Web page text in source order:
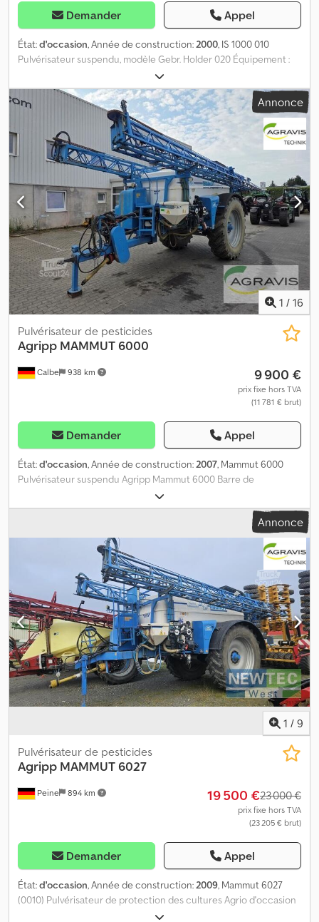
Demander Appel
État:d'occasion, Année de construction:2000, IS 1000 010
Pulvérisateur suspendu, modèle Gebr. Holder 020 Équipement :
030 Barre de pulvérisation de 15 m 040 5 sections de pulvérisation
050 Dispositif d’enroulement Dkedpfoziq Nxsx Acnjr 060 Arbre de
transmission à cardan
Annonce
1 / 16
Calbe 938 km
Pulvérisateur de pesticides
Agripp MAMMUT 6000
9 900 €
prix fixe hors TVA
(11 781 € brut)
Demander Appel
État:d'occasion, Année de construction:2007, Mammut 6000
Pulvérisateur suspendu Agripp Mammut 6000 Barre de
pulvérisation de 30 mètres Dkodpozmknvefx Acner 40 km/h,
année de fabrication 2007
Annonce
1 / 9
Peine 894 km
Pulvérisateur de pesticides
Agripp MAMMUT 6027
19 500 €23 000 €
prix fixe hors TVA
(23 205 € brut)
Demander Appel
État:d'occasion, Année de construction:2009, Mammut 6027
(0010) Pulvérisateur de protection des cultures Agrio d'occasion
type IAS 6027 (0020) Capacité de la cuve : 6 000 L (0030) Largeur